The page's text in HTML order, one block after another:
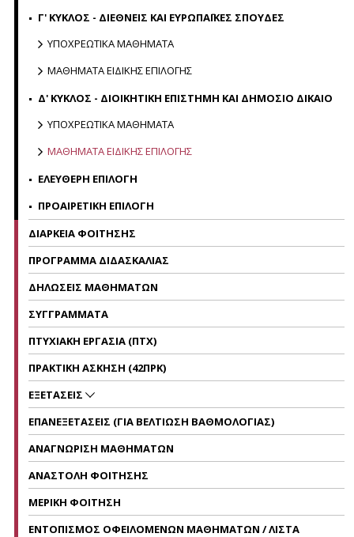
Γ' ΚΥΚΛΟΣ - ΔΙΕΘΝΕΙΣ ΚΑΙ ΕΥΡΩΠΑΪΚΕΣ ΣΠΟΥΔΕΣ
ΥΠΟΧΡΕΩΤΙΚΑ ΜΑΘΗΜΑΤΑ
ΜΑΘΗΜΑΤΑ ΕΙΔΙΚΗΣ ΕΠΙΛΟΓΗΣ
Δ' ΚΥΚΛΟΣ - ΔΙΟΙΚΗΤΙΚΗ ΕΠΙΣΤΗΜΗ ΚΑΙ ΔΗΜΟΣΙΟ ΔΙΚΑΙΟ
ΥΠΟΧΡΕΩΤΙΚΑ ΜΑΘΗΜΑΤΑ
ΜΑΘΗΜΑΤΑ ΕΙΔΙΚΗΣ ΕΠΙΛΟΓΗΣ
ΕΛΕΥΘΕΡΗ ΕΠΙΛΟΓΗ
ΠΡΟΑΙΡΕΤΙΚΗ ΕΠΙΛΟΓΗ
ΔΙΑΡΚΕΙΑ ΦΟΙΤΗΣΗΣ
ΠΡΟΓΡΑΜΜΑ ΔΙΔΑΣΚΑΛΙΑΣ
ΔΗΛΩΣΕΙΣ ΜΑΘΗΜΑΤΩΝ
ΣΥΓΓΡΑΜΜΑΤΑ
ΠΤΥΧΙΑΚΗ ΕΡΓΑΣΙΑ (ΠΤΧ)
ΠΡΑΚΤΙΚΗ ΑΣΚΗΣΗ (42ΠΡΚ)
ΕΞΕΤΑΣΕΙΣ
ΕΠΑΝΕΞΕΤΑΣΕΙΣ (ΓΙΑ ΒΕΛΤΙΩΣΗ ΒΑΘΜΟΛΟΓΙΑΣ)
ΑΝΑΓΝΩΡΙΣΗ ΜΑΘΗΜΑΤΩΝ
ΑΝΑΣΤΟΛΗ ΦΟΙΤΗΣΗΣ
ΜΕΡΙΚΗ ΦΟΙΤΗΣΗ
ΕΝΤΟΠΙΣΜΟΣ ΟΦΕΙΛΟΜΕΝΩΝ ΜΑΘΗΜΑΤΩΝ / ΛΙΣΤΑ